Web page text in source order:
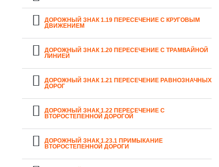
ДОРОЖНЫЙ ЗНАК 1.19 ПЕРЕСЕЧЕНИЕ С КРУГОВЫМ
ДВИЖЕНИЕМ
ДОРОЖНЫЙ ЗНАК 1.20 ПЕРЕСЕЧЕНИЕ С ТРАМВАЙНОЙ
ЛИНИЕЙ
ДОРОЖНЫЙ ЗНАК 1.21 ПЕРЕСЕЧЕНИЕ РАВНОЗНАЧНЫХ
ДОРОГ
ДОРОЖНЫЙ ЗНАК 1.22 ПЕРЕСЕЧЕНИЕ С
ВТОРОСТЕПЕННОЙ ДОРОГОЙ
ДОРОЖНЫЙ ЗНАК 1.23.1 ПРИМЫКАНИЕ
ВТОРОСТЕПЕННОЙ ДОРОГИ